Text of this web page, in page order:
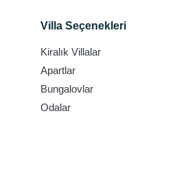
Villa Seçenekleri
Kiralık Villalar
Apartlar
Bungalovlar
Odalar